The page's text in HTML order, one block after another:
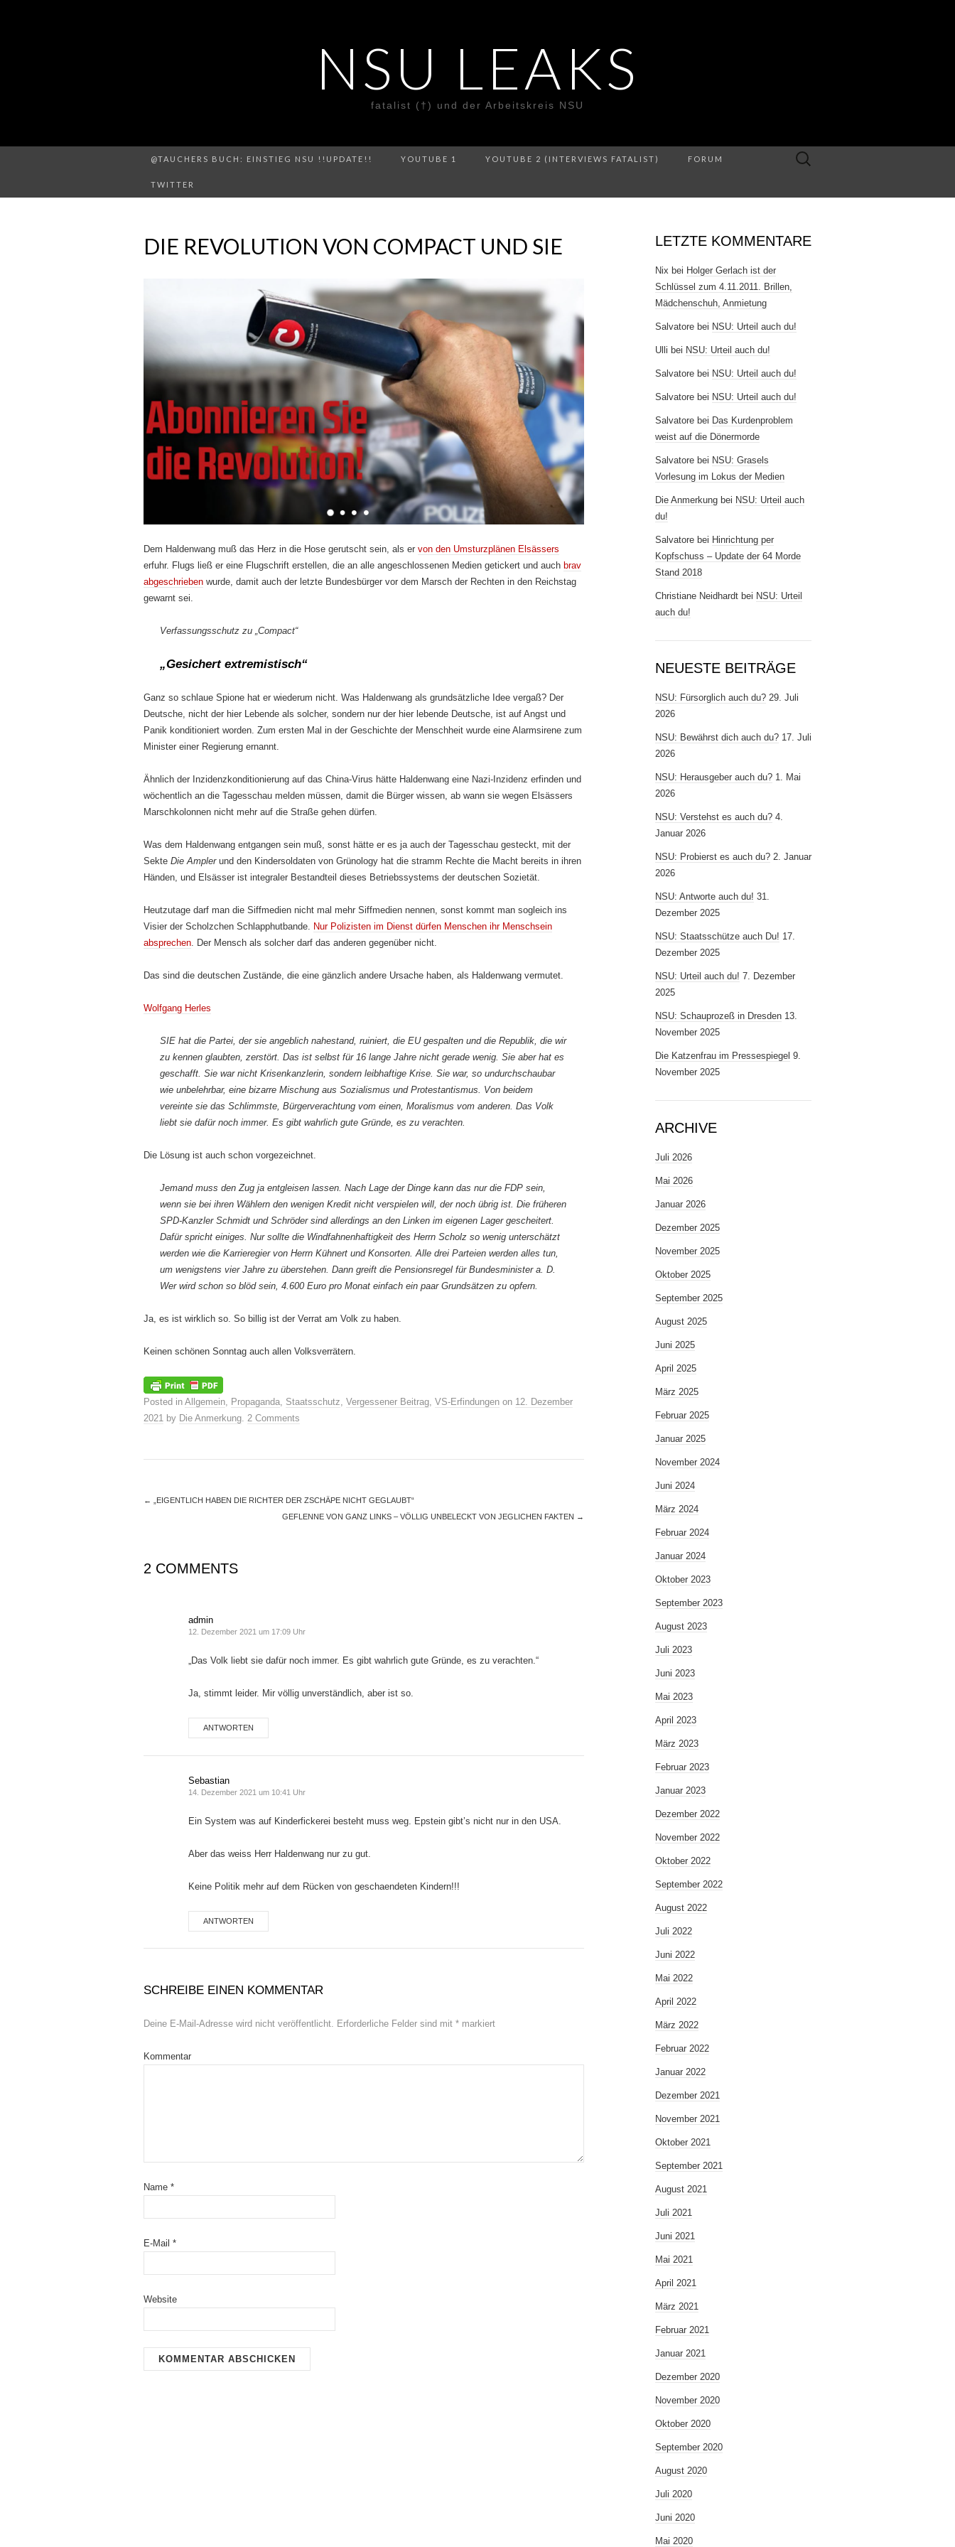
NSU LEAKS
fatalist (†) und der Arbeitskreis NSU
@TAUCHERS BUCH: EINSTIEG NSU !!UPDATE!! YOUTUBE 1 YOUTUBE 2 (INTERVIEWS FATALIST) FORUM
TWITTER
Suche
DIE REVOLUTION VON COMPACT UND SIE
Dem Haldenwang muß das Herz in die Hose gerutscht sein, als er von den Umsturzplänen Elsässers
erfuhr. Flugs ließ er eine Flugschrift erstellen, die an alle angeschlossenen Medien getickert und auch brav
abgeschrieben wurde, damit auch der letzte Bundesbürger vor dem Marsch der Rechten in den Reichstag
gewarnt sei.
Verfassungsschutz zu „Compact“
„Gesichert extremistisch“
Ganz so schlaue Spione hat er wiederum nicht. Was Haldenwang als grundsätzliche Idee vergaß? Der
Deutsche, nicht der hier Lebende als solcher, sondern nur der hier lebende Deutsche, ist auf Angst und
Panik konditioniert worden. Zum ersten Mal in der Geschichte der Menschheit wurde eine Alarmsirene zum
Minister einer Regierung ernannt.
Ähnlich der Inzidenzkonditionierung auf das China-Virus hätte Haldenwang eine Nazi-Inzidenz erfinden und
wöchentlich an die Tagesschau melden müssen, damit die Bürger wissen, ab wann sie wegen Elsässers
Marschkolonnen nicht mehr auf die Straße gehen dürfen.
Was dem Haldenwang entgangen sein muß, sonst hätte er es ja auch der Tagesschau gesteckt, mit der
Sekte Die Amplerund den Kindersoldaten von Grünology hat die stramm Rechte die Macht bereits in ihren
Händen, und Elsässer ist integraler Bestandteil dieses Betriebssystems der deutschen Sozietät.
Heutzutage darf man die Siffmedien nicht mal mehr Siffmedien nennen, sonst kommt man sogleich ins
Visier der Scholzchen Schlapphutbande. Nur Polizisten im Dienst dürfen Menschen ihr Menschsein
absprechen. Der Mensch als solcher darf das anderen gegenüber nicht.
Das sind die deutschen Zustände, die eine gänzlich andere Ursache haben, als Haldenwang vermutet.
Wolfgang Herles
SIE hat die Partei, der sie angeblich nahestand, ruiniert, die EU gespalten und die Republik, die wir
zu kennen glaubten, zerstört. Das ist selbst für 16 lange Jahre nicht gerade wenig. Sie aber hat es
geschafft. Sie war nicht Krisenkanzlerin, sondern leibhaftige Krise. Sie war, so undurchschaubar
wie unbelehrbar, eine bizarre Mischung aus Sozialismus und Protestantismus. Von beidem
vereinte sie das Schlimmste, Bürgerverachtung vom einen, Moralismus vom anderen. Das Volk
liebt sie dafür noch immer. Es gibt wahrlich gute Gründe, es zu verachten.
Die Lösung ist auch schon vorgezeichnet.
Jemand muss den Zug ja entgleisen lassen. Nach Lage der Dinge kann das nur die FDP sein,
wenn sie bei ihren Wählern den wenigen Kredit nicht verspielen will, der noch übrig ist. Die früheren
SPD-Kanzler Schmidt und Schröder sind allerdings an den Linken im eigenen Lager gescheitert.
Dafür spricht einiges. Nur sollte die Windfahnenhaftigkeit des Herrn Scholz so wenig unterschätzt
werden wie die Karrieregier von Herrn Kühnert und Konsorten. Alle drei Parteien werden alles tun,
um wenigstens vier Jahre zu überstehen. Dann greift die Pensionsregel für Bundesminister a. D.
Wer wird schon so blöd sein, 4.600 Euro pro Monat einfach ein paar Grundsätzen zu opfern.
Ja, es ist wirklich so. So billig ist der Verrat am Volk zu haben.
Keinen schönen Sonntag auch allen Volksverrätern.
Posted in Allgemein Propaganda Staatsschutz Vergessener Beitrag VS-Erfindungen on 12. Dezember
2021 by Die Anmerkung 2 Comments
←
„EIGENTLICH HABEN DIE RICHTER DER ZSCHÄPE NICHT GEGLAUBT“
GEFLENNE VON GANZ LINKS – VÖLLIG UNBELECKT VON JEGLICHEN FAKTEN →
2 COMMENTS
admin
12. Dezember 2021 um 17:09 Uhr
„Das Volk liebt sie dafür noch immer. Es gibt wahrlich gute Gründe, es zu verachten.“
Ja, stimmt leider. Mir völlig unverständlich, aber ist so.
ANTWORTEN
Sebastian
14. Dezember 2021 um 10:41 Uhr
Ein System was auf Kinderfickerei besteht muss weg. Epstein gibt’s nicht nur in den USA.
Aber das weiss Herr Haldenwang nur zu gut.
Keine Politik mehr auf dem Rücken von geschaendeten Kindern!!!
ANTWORTEN
SCHREIBE EINEN KOMMENTAR
Deine E-Mail-Adresse wird nicht veröffentlicht. Erforderliche Felder sind mit * markiert
Kommentar
Name *
E-Mail *
Website
LETZTE KOMMENTARE
Nix bei Holger Gerlach ist der
Schlüssel zum 4.11.2011. Brillen,
Mädchenschuh, Anmietung
Salvatore bei NSU: Urteil auch du!
Ulli bei NSU: Urteil auch du!
Salvatore bei NSU: Urteil auch du!
Salvatore bei NSU: Urteil auch du!
Salvatore bei Das Kurdenproblem
weist auf die Dönermorde
Salvatore bei NSU: Grasels
Vorlesung im Lokus der Medien
Die Anmerkung bei NSU: Urteil auch
du!
Salvatore bei Hinrichtung per
Kopfschuss – Update der 64 Morde
Stand 2018
Christiane Neidhardt bei NSU: Urteil
auch du!
NEUESTE BEITRÄGE
NSU: Fürsorglich auch du? 29. Juli
2026
NSU: Bewährst dich auch du? 17. Juli
2026
NSU: Herausgeber auch du? 1. Mai
2026
NSU: Verstehst es auch du? 4.
Januar 2026
NSU: Probierst es auch du? 2. Januar
2026
NSU: Antworte auch du! 31.
Dezember 2025
NSU: Staatsschütze auch Du! 17.
Dezember 2025
NSU: Urteil auch du! 7. Dezember
2025
NSU: Schauprozeß in Dresden 13.
November 2025
Die Katzenfrau im Pressespiegel 9.
November 2025
ARCHIVE
Juli 2026
Mai 2026
Januar 2026
Dezember 2025
November 2025
Oktober 2025
September 2025
August 2025
Juni 2025
April 2025
März 2025
Februar 2025
Januar 2025
November 2024
Juni 2024
März 2024
Februar 2024
Januar 2024
Oktober 2023
September 2023
August 2023
Juli 2023
Juni 2023
Mai 2023
April 2023
März 2023
Februar 2023
Januar 2023
Dezember 2022
November 2022
Oktober 2022
September 2022
August 2022
Juli 2022
Juni 2022
Mai 2022
April 2022
März 2022
Februar 2022
Januar 2022
Dezember 2021
November 2021
Oktober 2021
September 2021
August 2021
Juli 2021
Juni 2021
Mai 2021
April 2021
März 2021
Februar 2021
Januar 2021
Dezember 2020
November 2020
Oktober 2020
September 2020
August 2020
Juli 2020
Juni 2020
Mai 2020